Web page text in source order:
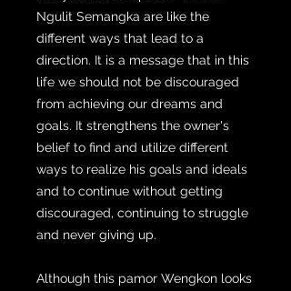
Ngulit Semangka are like the
different ways that lead to a
direction. It is a message that in this
life we should not be discouraged
from achieving our dreams and
goals. It strengthens the owner's
belief to find and utilize different
ways to realize his goals and ideals
and to continue without getting
discouraged, continuing to struggle
and never giving up.
Although this pamor Wengkon looks